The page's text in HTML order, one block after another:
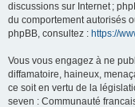
discussions sur Internet ;
du comportement autorisés
phpBB, consultez : https://
Vous vous engagez à ne
diffamatoire, haineux,
ce soit en vertu de la
seven : Communauté